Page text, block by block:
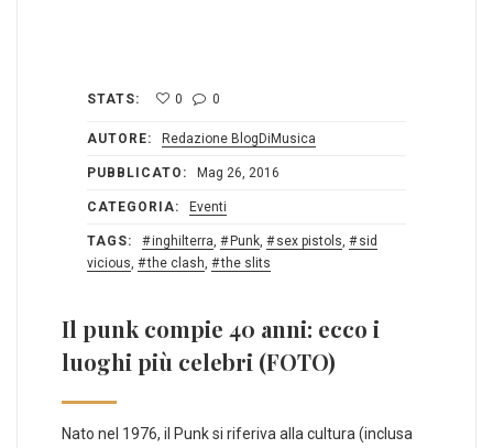
STATS: 0 0
AUTORE: Redazione BlogDiMusica
PUBBLICATO: Mag 26, 2016
CATEGORIA: Eventi
TAGS: inghilterra, Punk, sex pistols,
sid
vicious, the clash, the slits
Il punk compie 40 anni: ecco i
luoghi più celebri (FOTO)
Nato nel 1976, il Punk si riferiva alla cultura (inclusa